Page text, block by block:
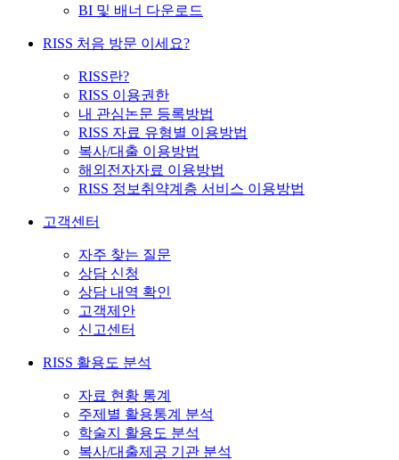
BI 및 배너 다운로드
RISS 처음 방문 이세요?
RISS란?
RISS 이용권한
내 관심논문 등록방법
RISS 자료 유형별 이용방법
복사/대출 이용방법
해외전자자료 이용방법
RISS 정보취약계층 서비스 이용방법
고객센터
자주 찾는 질문
상담 신청
상담 내역 확인
고객제안
신고센터
RISS 활용도 분석
자료 현황 통계
주제별 활용통계 분석
학술지 활용도 분석
복사/대출제공 기관 분석